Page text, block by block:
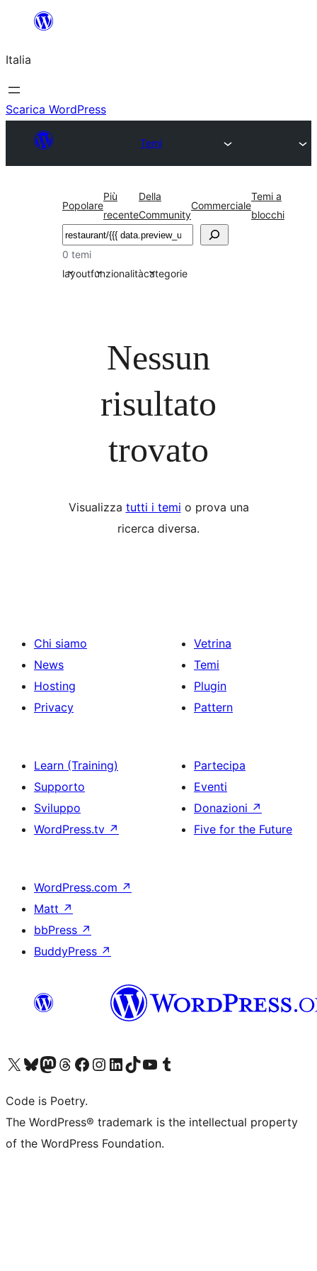
contenuto
Italia
Scarica WordPress
Temi
Popolare
Più
recente
Della
Community
Commerciale
Temi a
blocchi
Cerca
0 temi
layoutfunzionalitàcategorie
Nessun
risultato
trovato
Visualizza tutti i temi o prova una
ricerca diversa.
Chi siamo
News
Hosting
Privacy
Vetrina
Temi
Plugin
Pattern
Learn (Training)
Supporto
Sviluppo
WordPress.tv ↗
Partecipa
Eventi
Donazioni ↗
Five for the Future
WordPress.com ↗
Matt ↗
bbPress ↗
BuddyPress ↗
Visita il nostro account X (ex Twitter)
Visita il nostro account Bluesky
Visita il nostro account Mastodon
Visita il nostro account Threads
Visita la nostra pagina Facebook
Visita il nostro account Instagram
Visita il nostro account LinkedIn
Visita il nostro account TikTok
Visita il nostro canale YouTube
Visita il nostro account Tumblr
Code is Poetry.
The WordPress® trademark is the intellectual property
of the WordPress Foundation.